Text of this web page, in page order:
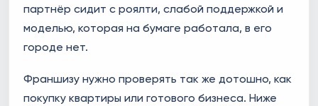
партнёр сидит с роялти, слабой поддержкой и
моделью, которая на бумаге работала, в его
городе нет.
Франшизу нужно проверять так же дотошно, как
покупку квартиры или готового бизнеса. Ниже